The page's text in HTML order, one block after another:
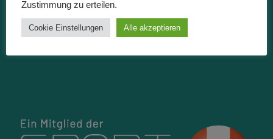
Obmann Roland Greinig
+43 664 1534373
Zustimmung zu erteilen.
Cookie Einstellungen Alle akzeptieren